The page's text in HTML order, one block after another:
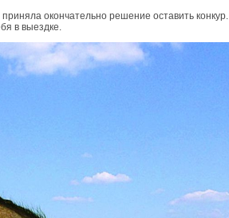
окончательно решение оставить конкур.
в выездке.